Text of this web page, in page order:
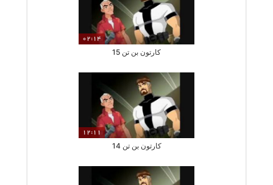
02:14
کارتون بن تن 15
12:11
کارتون بن تن 14